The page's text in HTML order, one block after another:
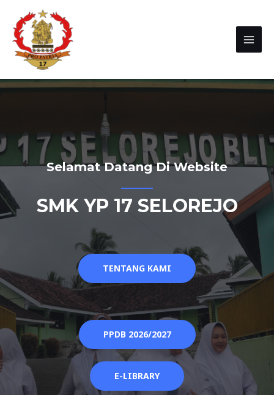
Selamat Datang Di Website
SMK YP 17 SELOREJO
TENTANG KAMI
PPDB 2026/2027
E-LIBRARY